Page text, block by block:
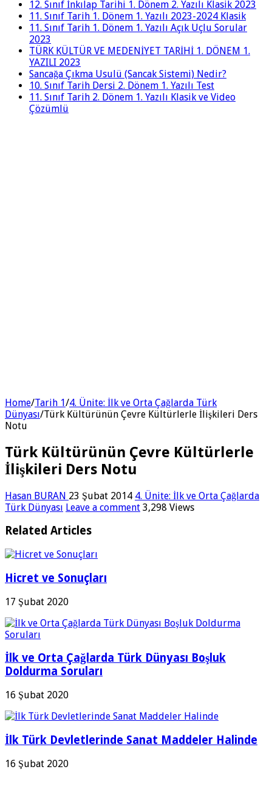
12. Sınıf İnkılap Tarihi 1. Dönem 2. Yazılı Klasik 2023
11. Sınıf Tarih 1. Dönem 1. Yazılı 2023-2024 Klasik
11. Sınıf Tarih 1. Dönem 1. Yazılı Açık Uçlu Sorular
2023
TÜRK KÜLTÜR VE MEDENİYET TARİHİ 1. DÖNEM 1.
YAZILI 2023
Sancağa Çıkma Usulü (Sancak Sistemi) Nedir?
10. Sınıf Tarih Dersi 2. Dönem 1. Yazılı Test
11. Sınıf Tarih 2. Dönem 1. Yazılı Klasik ve Video
Çözümlü
Home/Tarih 1/4. Ünite: İlk ve Orta Çağlarda Türk
Dünyası/Türk Kültürünün Çevre Kültürlerle İlişkileri Ders
Notu
Türk Kültürünün Çevre Kültürlerle
İlişkileri Ders Notu
Hasan BURAN 23 Şubat 2014 4. Ünite: İlk ve Orta Çağlarda
Türk Dünyası Leave a comment 3,298 Views
Related Articles
Hicret ve Sonuçları
17 Şubat 2020
İlk ve Orta Çağlarda Türk Dünyası Boşluk
Doldurma Soruları
16 Şubat 2020
İlk Türk Devletlerinde Sanat Maddeler Halinde
16 Şubat 2020